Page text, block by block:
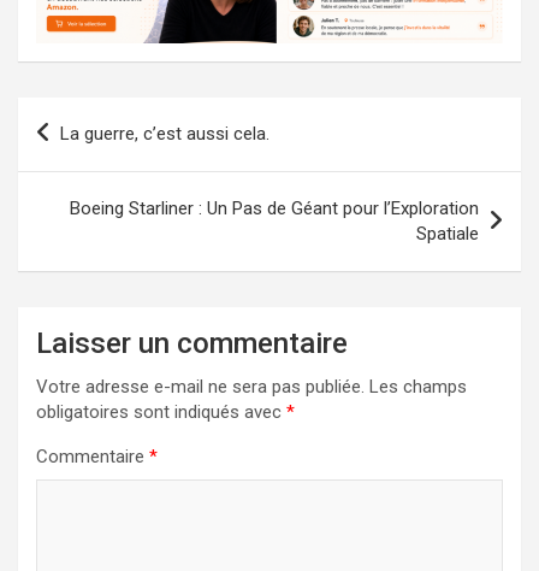
Navigation
l’article
La guerre, c’est aussi cela.
Boeing Starliner : Un Pas de Géant pour l’Exploration
Spatiale
Laisser un commentaire
Votre adresse e-mail ne sera pas publiée. Les champs
obligatoires sont indiqués avec *
Commentaire *